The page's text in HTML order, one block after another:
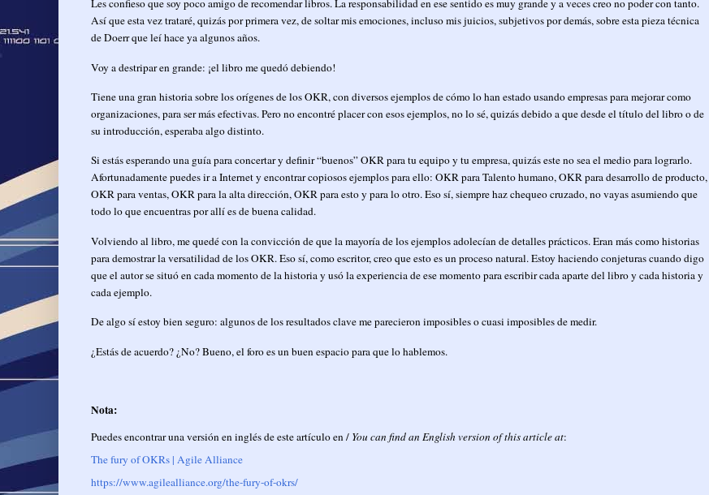
Les confieso que soy poco amigo de recomendar libros. La responsabilidad en ese sentido es muy grande y a veces creo no poder con tanto.
Así que esta vez trataré, quizás por primera vez, de soltar mis emociones, incluso mis juicios, subjetivos por demás, sobre esta pieza técnica
de Doerr que leí hace ya algunos años.
Voy a destripar en grande: ¡el libro me quedó debiendo!
Tiene una gran historia sobre los orígenes de los OKR, con diversos ejemplos de cómo lo han estado usando empresas para mejorar como
organizaciones, para ser más efectivas. Pero no encontré placer con esos ejemplos, no lo sé, quizás debido a que desde el título del libro o de
su introducción, esperaba algo distinto.
Si estás esperando una guía para concertar y definir “buenos” OKR para tu equipo y tu empresa, quizás este no sea el medio para lograrlo.
Afortunadamente puedes ir a Internet y encontrar copiosos ejemplos para ello: OKR para Talento humano, OKR para desarrollo de producto,
OKR para ventas, OKR para la alta dirección, OKR para esto y para lo otro. Eso sí, siempre haz chequeo cruzado, no vayas asumiendo que
todo lo que encuentras por allí es de buena calidad.
Volviendo al libro, me quedé con la convicción de que la mayoría de los ejemplos adolecían de detalles prácticos. Eran más como historias
para demostrar la versatilidad de los OKR. Eso sí, como escritor, creo que esto es un proceso natural. Estoy haciendo conjeturas cuando digo
que el autor se situó en cada momento de la historia y usó la experiencia de ese momento para escribir cada aparte del libro y cada historia y
cada ejemplo.
De algo sí estoy bien seguro: algunos de los resultados clave me parecieron imposibles o cuasi imposibles de medir.
¿Estás de acuerdo? ¿No? Bueno, el foro es un buen espacio para que lo hablemos.
Nota:
Puedes encontrar una versión en inglés de este artículo en / You can find an English version of this article at:
The fury of OKRs | Agile Alliance
https://www.agilealliance.org/the-fury-of-okrs/